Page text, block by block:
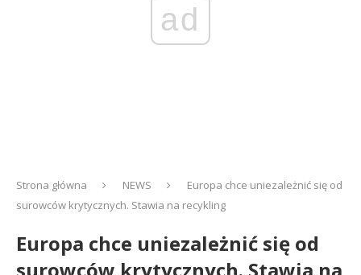
ad
Strona główna NEWS
Europa chce uniezależnić się od
surowców krytycznych. Stawia na recykling
Europa chce uniezależnić się od